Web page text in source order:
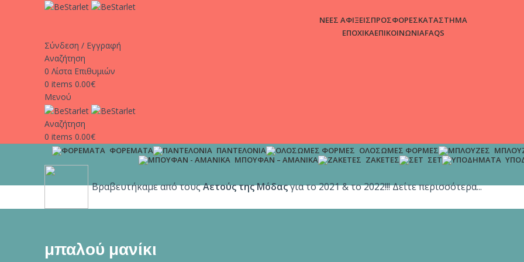
ΝΕΕΣ ΑΦΙΞΕΙΣΠΡΟΣΦΟΡΕΣΚΑΤΑΣΤΗΜΑ
ΕΠΟΧΙΚΑΕΠΙΚΟΙΝΩΝΙΑFAQS
Σύνδεση / Εγγραφή
Αναζήτηση
0 Λίστα Επιθυμιών
0 items 0.00€
Μενού
Αναζήτηση
0 items 0.00€
ΦΟΡΈΜΑΤΑ ΠΑΝΤΕΛΌΝΙΑ ΟΛΌΣΩΜΕΣ ΦΌΡΜΕΣ
ΜΠΟΥΦΆΝ – ΑΜΆΝΙΚΑ
ΖΑΚΈΤΕΣ ΣΕΤ
Βραβευτήκαμε από τουςΑετούς της Μόδαςγια το 2021 & το 2022!!! Δείτε περισσότερα...
μπαλού μανίκι